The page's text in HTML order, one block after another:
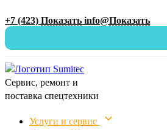
+7 (423) Показать info@Показать
Сервис, ремонт и
поставка спецтехники
Услуги и сервис